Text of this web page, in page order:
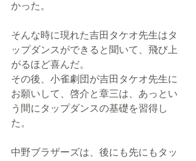
かった。
そんな時に現れた吉田タケオ先生はタ
ップダンスができると聞いて、飛び上
がるほど喜んだ。
その後、小雀劇団が吉田タケオ先生に
お願いして、啓介と章三は、あっとい
う間にタップダンスの基礎を習得し
た。
中野ブラザーズは、後にも先にもタッ